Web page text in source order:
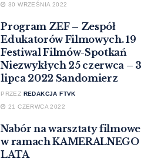
30 WRZEŚNIA 2022
Program ZEF – Zespół
Edukatorów Filmowych. 19
Festiwal Filmów-Spotkań
Niezwykłych 25 czerwca – 3
lipca 2022 Sandomierz
PRZEZ REDAKCJA FTVK
21 CZERWCA 2022
Nabór na warsztaty filmowe
w ramach KAMERALNEGO
LATA